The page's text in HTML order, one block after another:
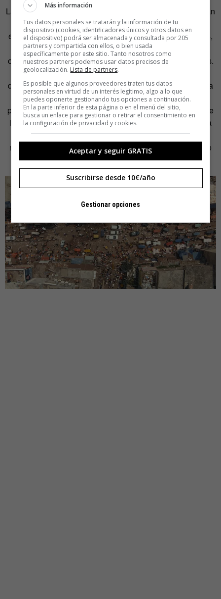
Las imágenes que componen el documental no concuerdan
con la visión que la India ofrece habitualmente a los
extranjeros. No es esta una historia sobre saris de colores,
el festival del Holi o los vivaces (y, para la pituitaria
occidental, agresivamente exhuberantes) mercados indios.
Esta es una historia anclada sobre las circunstancias
difíciles a las que se enfrenta la India. Y sobre todo, es una
historia vista a través de los ojos de un delhiense que no
puede evitar encontrar esos recodos de placer estético que
la patria chica ofrece al autóctono, incluso cuando se trata
de una de las ciudades más contaminadas del mundo. El
mérito de Jain reside en ser capaz de traducirlos para que
cualquiera pueda disfrutarlos.
Más información
Tus datos personales se tratarán y la información de tu
dispositivo (cookies, identificadores únicos y otros datos en
el dispositivo) podrá ser almacenada y consultada por 205
partners y compartida con ellos, o bien usada
específicamente por este sitio. Tanto nosotros como
nuestros partners podemos usar datos precisos de
geolocalización. Lista de partners.
Es posible que algunos proveedores traten tus datos
personales en virtud de un interés legítimo, algo a lo que
puedes oponerte gestionando tus opciones a continuación.
En la parte inferior de esta página o en el menú del sitio,
busca un enlace para gestionar o retirar el consentimiento en
la configuración de privacidad y cookies.
Aceptar y seguir GRATIS
Suscribirse desde 10€/año
Gestionar opciones